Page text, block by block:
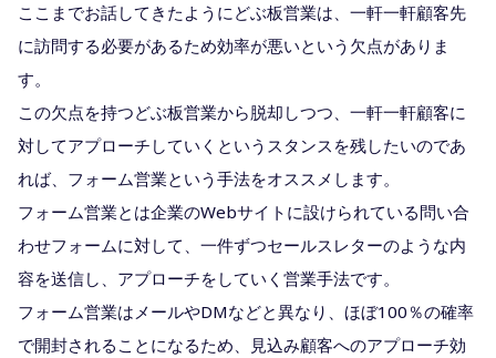
ここまでお話してきたようにどぶ板営業は、一軒一軒顧客先
に訪問する必要があるため効率が悪いという欠点がありま
す。
この欠点を持つどぶ板営業から脱却しつつ、一軒一軒顧客に
対してアプローチしていくというスタンスを残したいのであ
れば、フォーム営業という手法をオススメします。
フォーム営業とは企業のWebサイトに設けられている問い合
わせフォームに対して、一件ずつセールスレターのような内
容を送信し、アプローチをしていく営業手法です。
フォーム営業はメールやDMなどと異なり、ほぼ100％の確率
で開封されることになるため、見込み顧客へのアプローチ効